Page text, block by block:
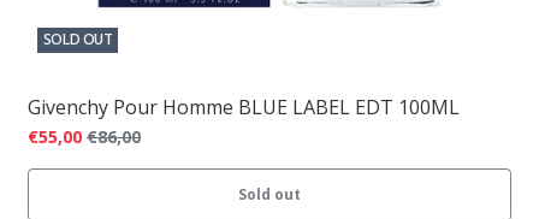
SOLD OUT
Givenchy Pour Homme BLUE LABEL EDT 100ML
€55,00 €86,00
Sold out